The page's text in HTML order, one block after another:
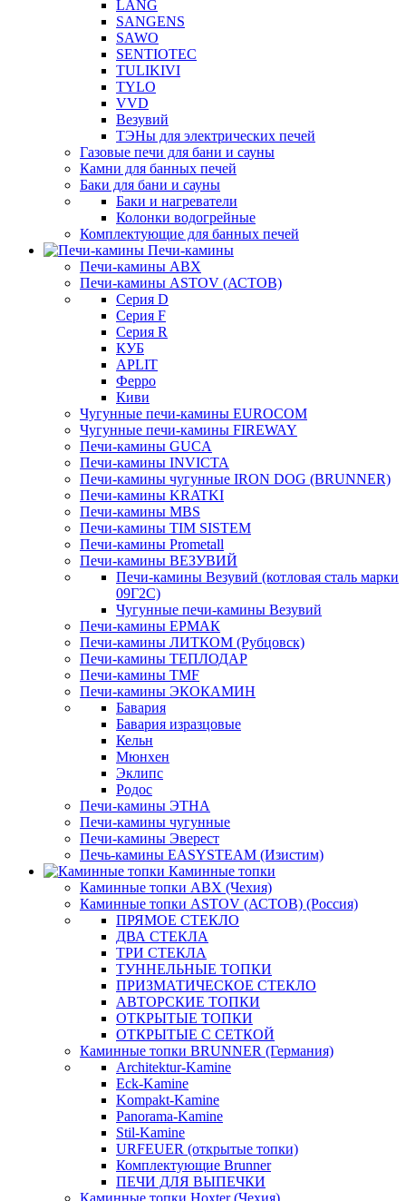
LANG
SANGENS
SAWO
SENTIOTEC
TULIKIVI
TYLO
VVD
Везувий
ТЭНы для электрических печей
Газовые печи для бани и сауны
Камни для банных печей
Баки для бани и сауны
Баки и нагреватели
Колонки водогрейные
Комплектующие для банных печей
Печи-камины
Печи-камины ABX
Печи-камины ASTOV (АСТОВ)
Серия D
Серия F
Серия R
КУБ
APLIT
Ферро
Киви
Чугунные печи-камины EUROCOM
Чугунные печи-камины FIREWAY
Печи-камины GUCA
Печи-камины INVICTA
Печи-камины чугунные IRON DOG (BRUNNER)
Печи-камины KRATKI
Печи-камины MBS
Печи-камины TIM SISTEM
Печи-камины Prometall
Печи-камины ВЕЗУВИЙ
Печи-камины Везувий (котловая сталь марки
09Г2С)
Чугунные печи-камины Везувий
Печи-камины ЕРМАК
Печи-камины ЛИТКОМ (Рубцовск)
Печи-камины ТЕПЛОДАР
Печи-камины TMF
Печи-камины ЭКОКАМИН
Бавария
Бавария изразцовые
Кельн
Мюнхен
Эклипс
Родос
Печи-камины ЭТНА
Печи-камины чугунные
Печи-камины Эверест
Печь-камины EASYSTEAM (Изистим)
Каминные топки
Каминные топки ABX (Чехия)
Каминные топки ASTOV (АСТОВ) (Россия)
ПРЯМОЕ СТЕКЛО
ДВА СТЕКЛА
ТРИ СТЕКЛА
ТУННЕЛЬНЫЕ ТОПКИ
ПРИЗМАТИЧЕСКОЕ СТЕКЛО
АВТОРСКИЕ ТОПКИ
ОТКРЫТЫЕ ТОПКИ
ОТКРЫТЫЕ С СЕТКОЙ
Каминные топки BRUNNER (Германия)
Architektur-Kamine
Eck-Kamine
Kompakt-Kamine
Panorama-Kamine
Stil-Kamine
URFEUER (открытые топки)
Комплектующие Brunner
ПЕЧИ ДЛЯ ВЫПЕЧКИ
Каминные топки Hoxter (Чехия)